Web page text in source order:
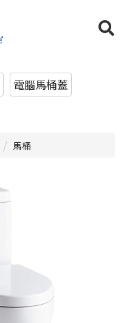
電腦馬桶蓋
馬桶